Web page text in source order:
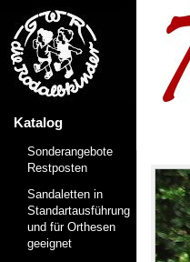
Katalog
Sonderangebote
Restposten
Sandaletten in
Standartausführung
und für Orthesen
geeignet